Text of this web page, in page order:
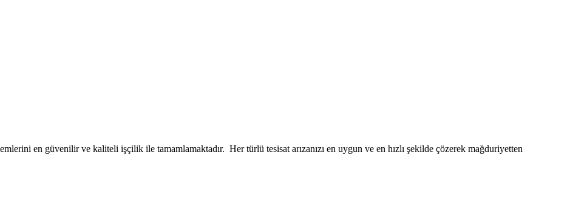
en güvenilir ve kaliteli işçilik ile tamamlamaktadır. Her türlü tesisat arızanızı en uygun ve en hızlı şekilde çözerek mağduriyetten